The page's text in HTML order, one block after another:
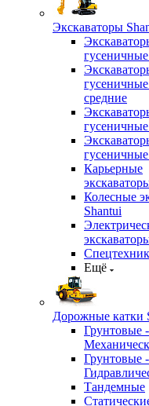
Экскаваторы
средние
Карьерные
Колесные
Shantui
Ещё
Дорожные катки
Грунтовые -
Грунтовые -
Тандемные